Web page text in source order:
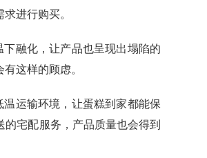
进行购买。
融化，让产品也呈现出塌陷的
这样的顾虑。
运输环境，让蛋糕到家都能保
宅配服务，产品质量也会得到